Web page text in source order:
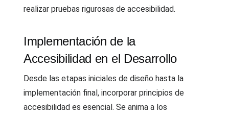
realizar pruebas rigurosas de accesibilidad.
Implementación de la
Accesibilidad en el Desarrollo
Desde las etapas iniciales de diseño hasta la
implementación final, incorporar principios de
accesibilidad es esencial. Se anima a los